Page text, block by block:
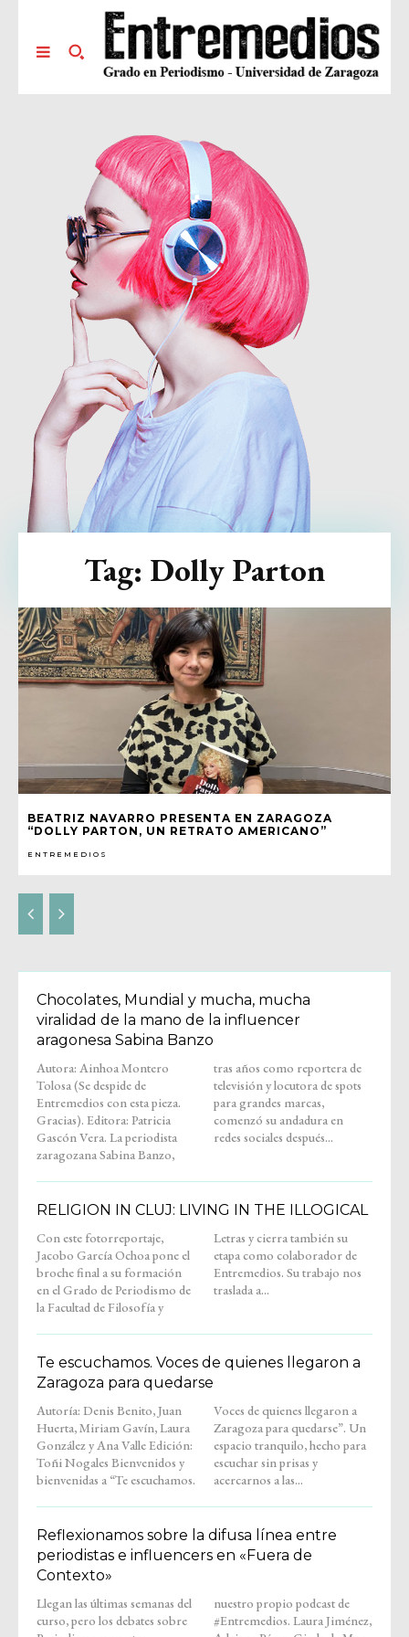
BEATRIZ NAVARRO PRESENTA EN ZARAGOZA
“DOLLY PARTON, UN RETRATO AMERICANO”
ENTREMEDIOS
Tag: Dolly Parton
Chocolates, Mundial y mucha, mucha
viralidad de la mano de la influencer
aragonesa Sabina Banzo
Autora: Ainhoa Montero
Tolosa (Se despide de
Entremedios con esta pieza.
Gracias). Editora: Patricia
Gascón Vera. La periodista
zaragozana Sabina Banzo,
tras años como reportera de
televisión y locutora de spots
para grandes marcas,
comenzó su andadura en
redes sociales después...
RELIGION IN CLUJ: LIVING IN THE ILLOGICAL
Con este fotorreportaje,
Jacobo García Ochoa pone el
broche final a su formación
en el Grado de Periodismo de
la Facultad de Filosofía y
Letras y cierra también su
etapa como colaborador de
Entremedios. Su trabajo nos
traslada a...
Te escuchamos. Voces de quienes llegaron a
Zaragoza para quedarse
Autoría: Denis Benito, Juan
Huerta, Miriam Gavín, Laura
González y Ana Valle Edición:
Toñi Nogales Bienvenidos y
bienvenidas a “Te escuchamos.
Voces de quienes llegaron a
Zaragoza para quedarse”. Un
espacio tranquilo, hecho para
escuchar sin prisas y
acercarnos a las...
Reflexionamos sobre la difusa línea entre
periodistas e influencers en «Fuera de
Contexto»
Llegan las últimas semanas del
curso, pero los debates sobre
nuestro propio podcast de
#Entremedios. Laura Jiménez,